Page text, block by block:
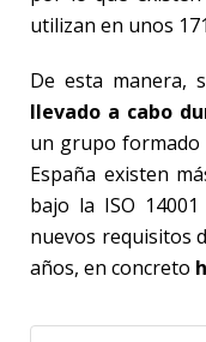
utilizan en unos
De esta manera,
llevado a cabo
un grupo formado
España existen
bajo la ISO
nuevos requisitos
años, en concreto